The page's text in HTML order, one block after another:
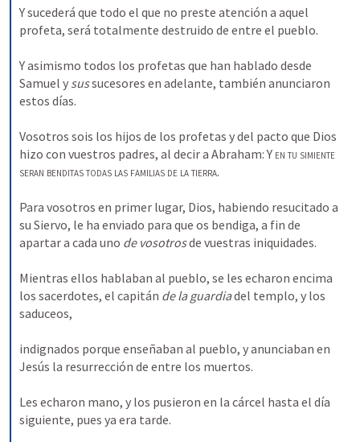
Y sucederá que todo el que no preste atención a aquel
profeta, será totalmente destruido de entre el pueblo.
Y asimismo todos los profetas que han hablado desde
Samuel y sus sucesores en adelante, también anunciaron
estos días.
Vosotros sois los hijos de los profetas y del pacto que Dios
hizo con vuestros padres, al decir a Abraham: Y en tu simiente
seran benditas todas las familias de la tierra.
Para vosotros en primer lugar, Dios, habiendo resucitado a
su Siervo, le ha enviado para que os bendiga, a fin de
apartar a cada uno de vosotros de vuestras iniquidades.
Mientras ellos hablaban al pueblo, se les echaron encima
los sacerdotes, el capitán de la guardia del templo, y los
saduceos,
indignados porque enseñaban al pueblo, y anunciaban en
Jesús la resurrección de entre los muertos.
Les echaron mano, y los pusieron en la cárcel hasta el día
siguiente, pues ya era tarde.